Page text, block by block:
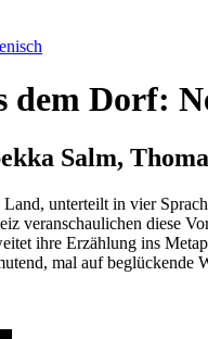
dem Dorf:
Salm,
unterteilt in vier
veranschaulichen diese
ihre Erzählung ins
mal auf beglückende